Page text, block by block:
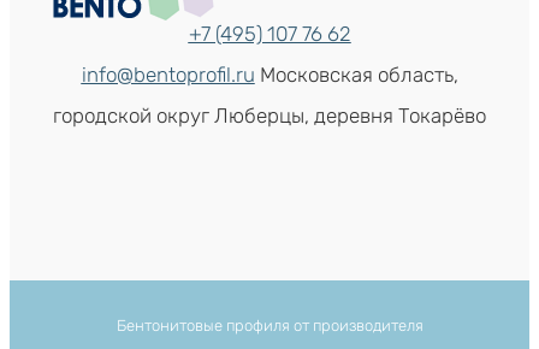
+7 (495) 107 76 62
info@bentoprofil.ru Московская область,
городской округ Люберцы, деревня Токарёво
Бентонитовые профиля от производителя